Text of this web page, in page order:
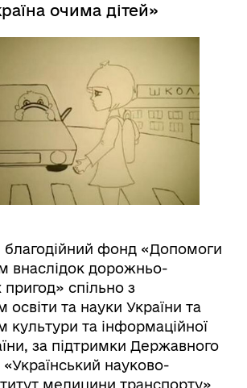
очима дітей»
фонд «Допомоги
внаслідок дорожньо-
спільно з
освіти та науки України та
культури та інформаційної
за підтримки Державного
науково-
медицини транспорту»